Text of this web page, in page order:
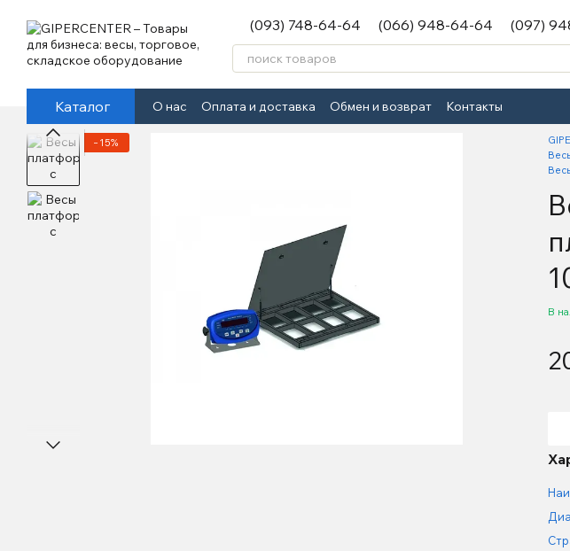
(093) 748-64-64 (066) 948-64-64 (097)
Каталог О нас Оплата и доставка Обмен и возврат Контакты
−15%
В